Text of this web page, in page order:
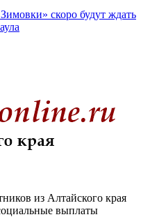
скоро будут ждать
из Алтайского края
выплаты